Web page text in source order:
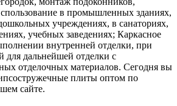
в промышленных зданиях,
учреждениях, в санаториях,
учебных заведениях; Каркасное
внутренней отделки, при
для дальнейшей отделки с
отделочных материалов. Сегодня вы
плиты оптом по
сайте.